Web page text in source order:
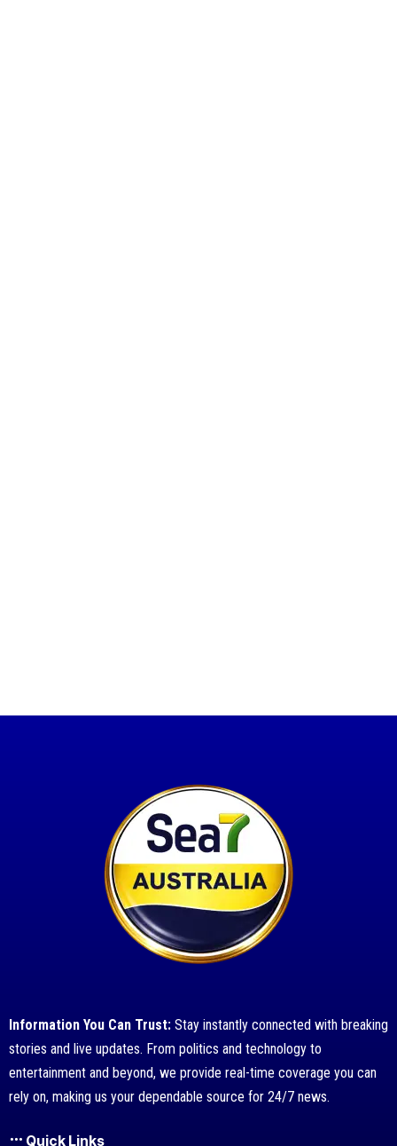
Information You Can Trust: Stay instantly connected with breaking
stories and live updates. From politics and technology to
entertainment and beyond, we provide real-time coverage you can
rely on, making us your dependable source for 24/7 news.
Quick Links